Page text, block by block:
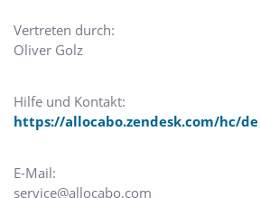
Vertreten durch:
Oliver Golz
Hilfe und Kontakt:
https://allocabo.zendesk.com/hc/de
E-Mail:
service@allocabo.com